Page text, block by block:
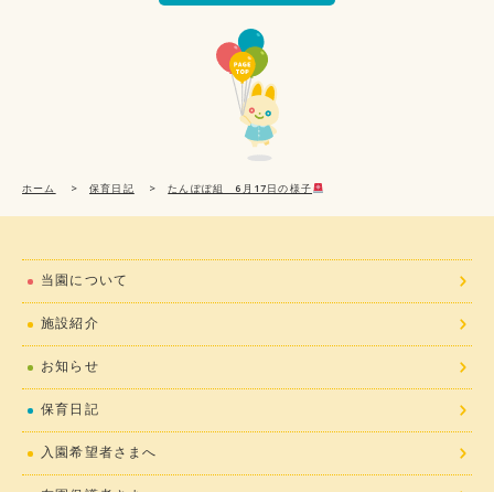
ホーム > 保育日記 > たんぽぽ組 6月17日の様子
当園について
施設紹介
お知らせ
保育日記
入園希望者さまへ